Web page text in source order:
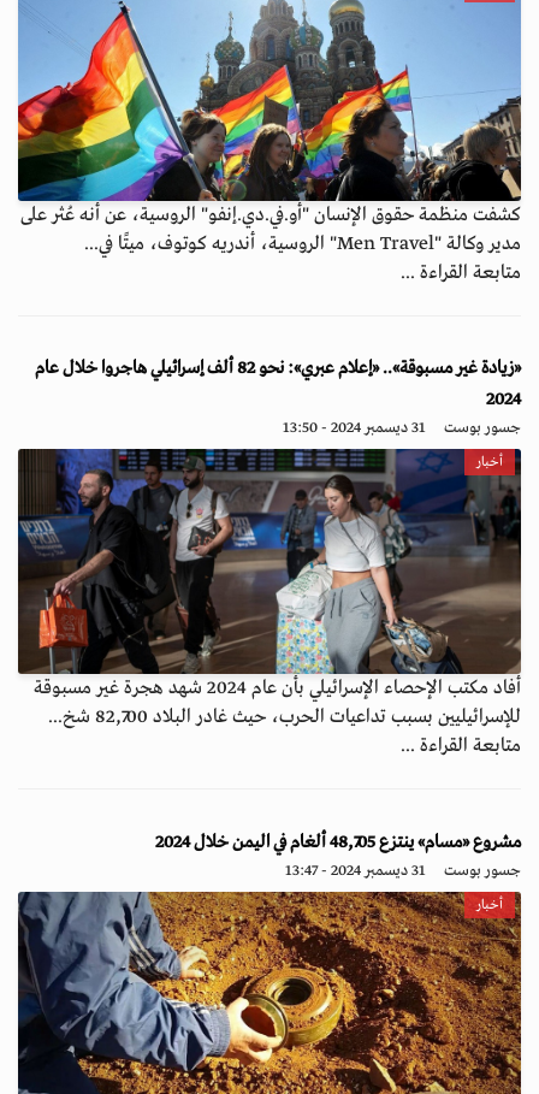
كشفت منظمة حقوق الإنسان "أو.في.دي.إنفو" الروسية، عن أنه عُثر على
مدير وكالة "Men Travel" الروسية، أندريه كوتوف، ميتًا في...
متابعة القراءة ...
«زيادة غير مسبوقة».. «إعلام عبري»: نحو 82 ألف إسرائيلي هاجروا خلال عام
2024
جسور بوست 31 ديسمبر 2024 - 13:50
أخبار
أفاد مكتب الإحصاء الإسرائيلي بأن عام 2024 شهد هجرة غير مسبوقة
للإسرائيليين بسبب تداعيات الحرب، حيث غادر البلاد 82,700 شخ...
متابعة القراءة ...
مشروع «مسام» ينتزع 48,705 ألغام في اليمن خلال 2024
جسور بوست 31 ديسمبر 2024 - 13:47
أخبار